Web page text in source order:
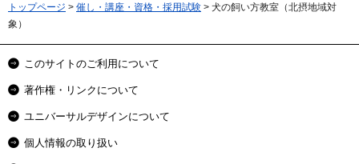
トップページ > 催し・講座・資格・採用試験 > 犬の飼い方教室（北摂地域対
象）
このサイトのご利用について
著作権・リンクについて
ユニバーサルデザインについて
個人情報の取り扱い